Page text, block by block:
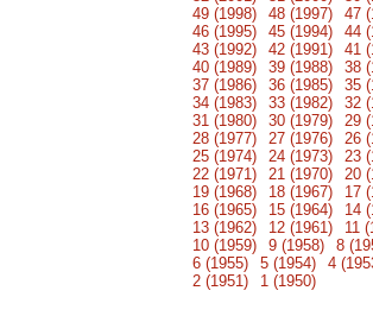
49 (1998)
48 (1997)
47
46 (1995)
45 (1994)
44
43 (1992)
42 (1991)
41
40 (1989)
39 (1988)
38
37 (1986)
36 (1985)
35
34 (1983)
33 (1982)
32
31 (1980)
30 (1979)
29
28 (1977)
27 (1976)
26
25 (1974)
24 (1973)
23
22 (1971)
21 (1970)
20
19 (1968)
18 (1967)
17
16 (1965)
15 (1964)
14
13 (1962)
12 (1961)
11
10 (1959)
9 (1958) 8
6 (1955)
5 (1954) 4
2 (1951)
1 (1950)